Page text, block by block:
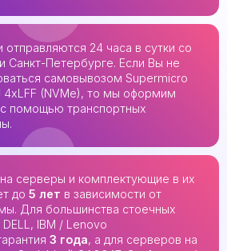
отправляются 24 часа в сутки со
Санкт-Петербурге. Если Вы не
самовывозом Supermicro
4xLFF (NVMe), то мы оформим
помощью транспортных
серверы и комплектующие в их
до 5 лет в зависимости от
Для большинства стоечных
IBM / Lenovo
3 года, а для серверов на